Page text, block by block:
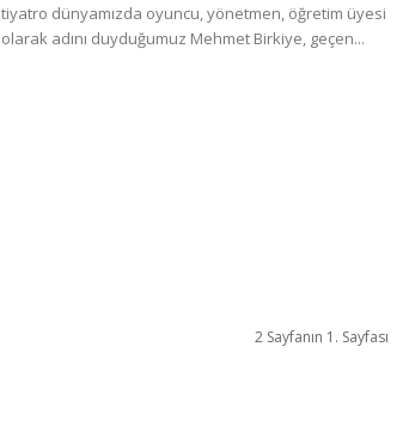
tiyatro dünyamızda oyuncu, yönetmen, öğretim üyesi
olarak adını duyduğumuz Mehmet Birkiye, geçen...
2 Sayfanın 1. Sayfası